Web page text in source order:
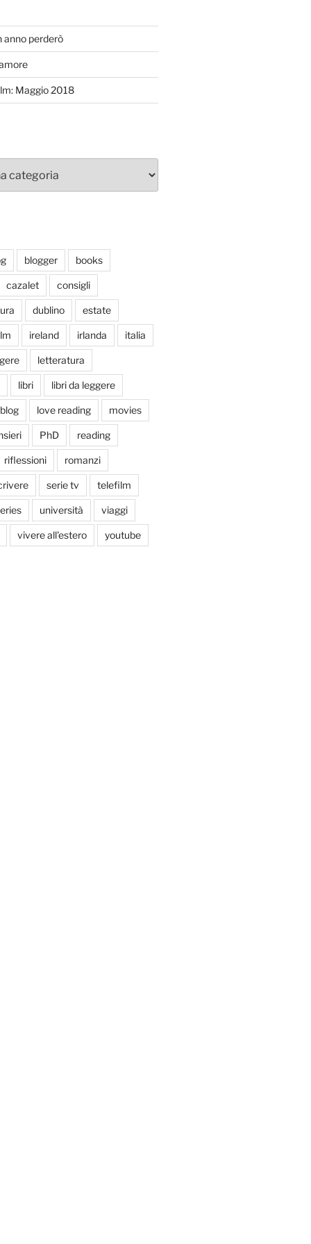
anno perderò
Maggio 2018
blogger books
cazalet consigli
dublino estate
ireland irlanda italia
letteratura
libri libri da leggere
love reading movies
PhD reading
riflessioni romanzi
serie tv telefilm
università viaggi
vivere all'estero youtube